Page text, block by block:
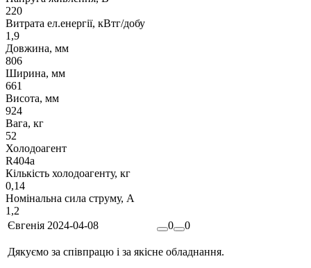
220
Витрата ел.енергії, кВтг/добу
1,9
Довжина, мм
806
Ширина, мм
661
Висота, мм
924
Вага, кг
52
Холодоагент
R404a
Кількість холодоагенту, кг
0,14
Номінальна сила струму, А
1,2
Євгенія 2024-04-08 0 0
Дякуємо за співпрацю і за якісне обладнання.